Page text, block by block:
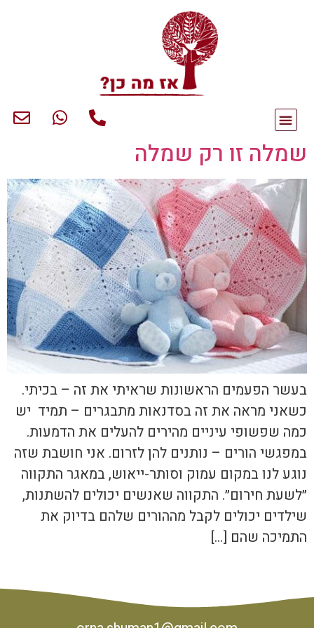
שמלה זו רק שמלה
בעשר הפעמים הראשונות שראיתי את זה – בכיתי.
כשאני מראה את זה בסדנאות מתבגרים – תמיד יש
כמה שפשופי עיניים מהירים להעלים את הדמעות.
במפגשי הורים – נותנים להן לזרום. אני חושבת שזה
נוגע לנו במקום עמוק וסותר-ייאוש, במאגר התקווה
״לשעת חירום״. התקווה שאנשים יכולים להשתנות,
שילדים יכולים לקבל מההורים שלהם בדיוק את
התמיכה שהם […]